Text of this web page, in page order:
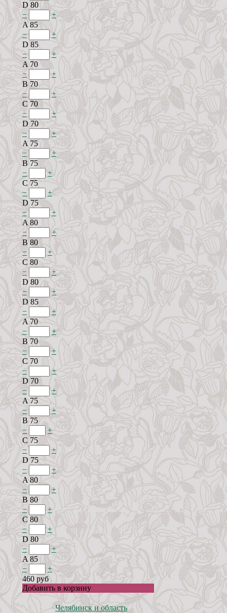
D 80
−
+
A 85
−
+
D 85
−
+
A 70
−
+
B 70
−
+
C 70
−
+
D 70
−
+
A 75
−
+
B 75
−
+
C 75
−
+
D 75
−
+
A 80
−
+
B 80
−
+
C 80
−
+
D 80
−
+
D 85
−
+
A 70
−
+
B 70
−
+
C 70
−
+
D 70
−
+
A 75
−
+
B 75
−
+
C 75
−
+
D 75
−
+
A 80
−
+
B 80
−
+
C 80
−
+
D 80
−
+
A 85
−
+
460 руб
Добавить в корзину
Челябинск и область